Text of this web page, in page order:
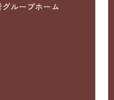
ループホーム